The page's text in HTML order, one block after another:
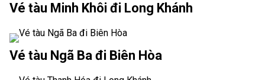
Vé tàu Minh Khôi đi Long Khánh
Vé tàu Ngã Ba đi Biên Hòa